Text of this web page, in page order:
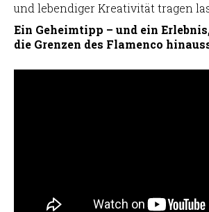
und lebendiger Kreativität tragen
Ein Geheimtipp – und ein
die Grenzen des Flamenco